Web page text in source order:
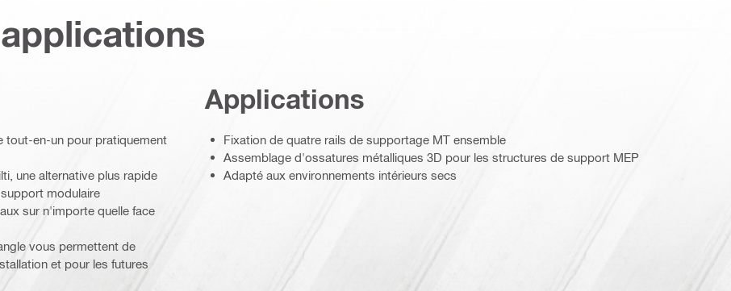
tout-en-un pour pratiquement
une alternative plus rapide
modulaire
sur n'importe quelle face
vous permettent de
et pour les futures
Applications
Fixation de quatre rails de supportage MT ensemble
Assemblage d'ossatures métalliques 3D pour les structures de support MEP
Adapté aux environnements intérieurs secs